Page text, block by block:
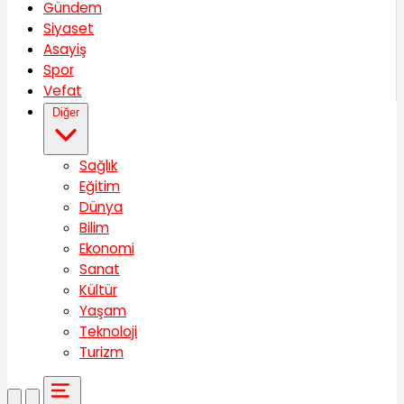
Gündem
Siyaset
Asayiş
Spor
Vefat
Diğer
Sağlık
Eğitim
Dünya
Bilim
Ekonomi
Sanat
Kültür
Yaşam
Teknoloji
Turizm